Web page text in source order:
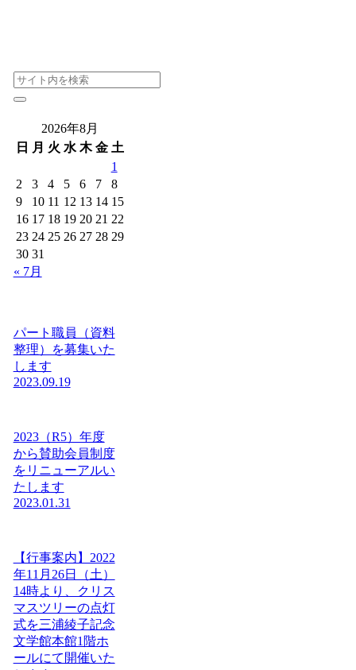
2026年8月
日
月 火 水 木 金 土
1
2
3 4 5 6 7
8
9
10 11 12 13 14 15
16 17 18 19 20 21 22
23 24 25 26 27 28 29
30 31
« 7月
パート職員（資料
整理）を募集いた
します
2023.09.19
2023（R5）年度
から賛助会員制度
をリニューアルい
たします
2023.01.31
【行事案内】2022
年11月26日（土）
14時より、クリス
マスツリーの点灯
式を三浦綾子記念
文学館本館1階ホ
ールにて開催いた